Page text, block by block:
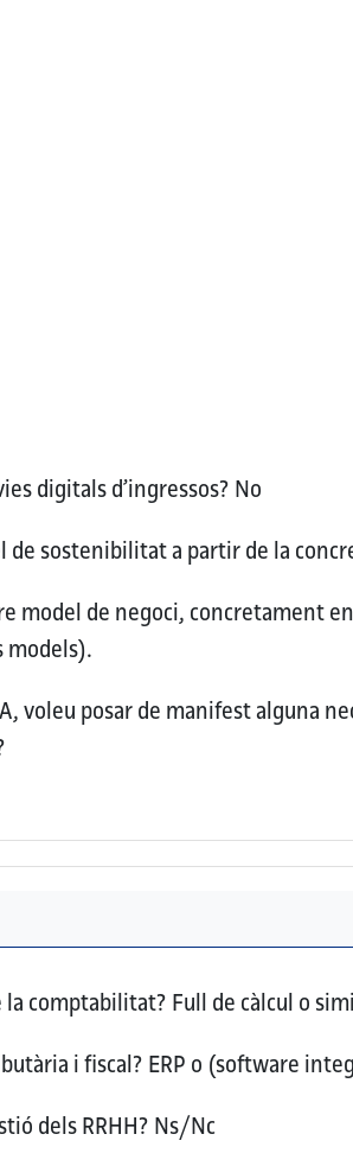
digitals d’ingressos?No
sostenibilitat a partir de la
de negoci, concretament
models).
voleu posar de manifest
comptabilitat? Full de càlcul o
i fiscal? ERP o (software
dels RRHH? Ns/Nc